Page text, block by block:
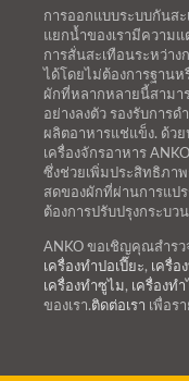
การออกแบบระบบกันส
แยกน้ำของเรามีความ
การสั่นสะเทือนระหว่าง
ได้โดยไม่ต้องการฐานห
ผักที่หลากหลายนี้สามา
อย่างลงตัว รองรับการด
ผลิตอาหารแช่แข็ง. ด้ว
เครื่องจักรอาหาร
ซึ่งช่วยเพิ่มประสิทธิภา
สดของผักที่ผ่านการแป
ต้องการปรับปรุงกระบว
ANKO ขอเชิญคุณสำรว
เครื่องทำปอเปี๊ยะ, เครื่อ
เครื่องทำซูไม , เครื่องท
ของเรา.ติดต่อเรา เพื่อร